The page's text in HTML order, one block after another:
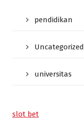
pendidikan
Uncategorized
universitas
slot bet